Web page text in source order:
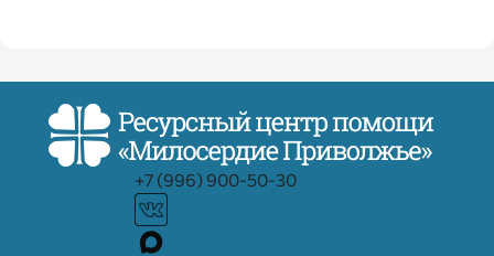
+7 (996) 900-50-30